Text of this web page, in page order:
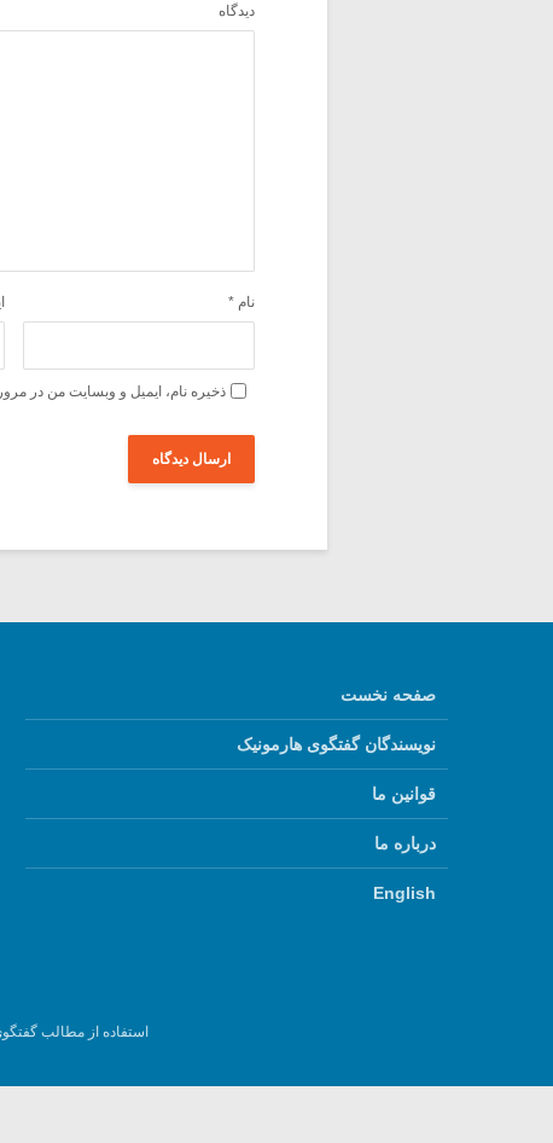
دیدگاه
نام *
ذخیره نام، ایمیل و وبسایت من در
صفحه نخست
نویسندگان گفتگوی هارمونیک
قوانین ما
درباره ما
English
استفاده از مطالب